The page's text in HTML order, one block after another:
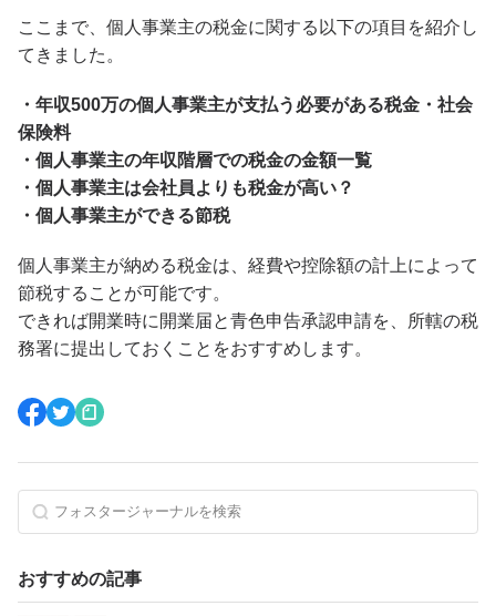
ここまで、個人事業主の税金に関する以下の項目を紹介し
てきました。
・年収500万の個人事業主が支払う必要がある税金・社会
保険料
・個人事業主の年収階層での税金の金額一覧
・個人事業主は会社員よりも税金が高い？
・個人事業主ができる節税
個人事業主が納める税金は、経費や控除額の計上によって
節税することが可能です。
できれば開業時に開業届と青色申告承認申請を、所轄の税
務署に提出しておくことをおすすめします。
おすすめの記事